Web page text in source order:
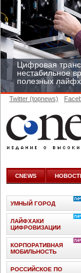
Цифровая
нестабильное
полезных
скоростью
корпораций
Twitter (topnews)
CNEWS
УМНЫЙ ГОРОД
ЛАЙФХАКИ
ЦИФРОВИЗАЦИИ
КОРПОРАТИВНАЯ
МОБИЛЬНОСТЬ
РОССИЙСКОЕ ПО